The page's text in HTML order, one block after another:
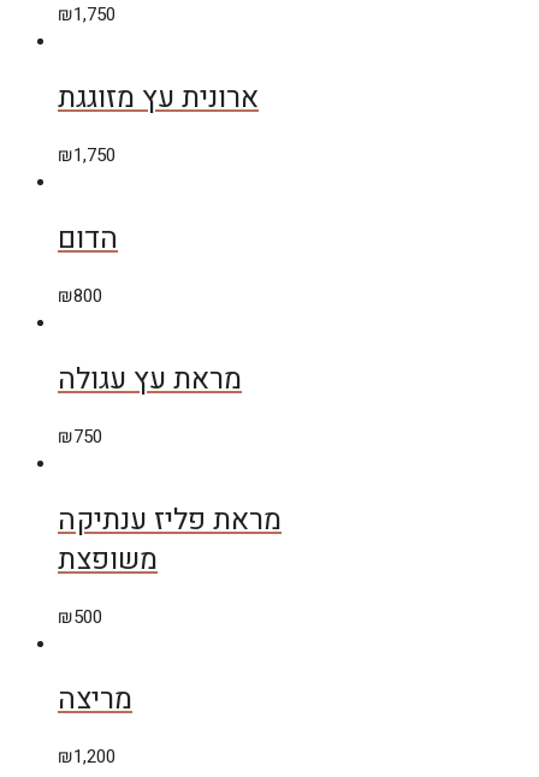
₪1,750
ארונית עץ מזוגגת
₪1,750
הדום
₪800
מראת עץ עגולה
₪750
מראת פליז ענתיקה
משופצת
₪500
מריצה
₪1,200